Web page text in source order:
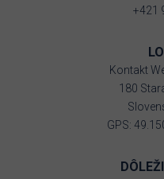
+421
Kontakt
180
GPS: